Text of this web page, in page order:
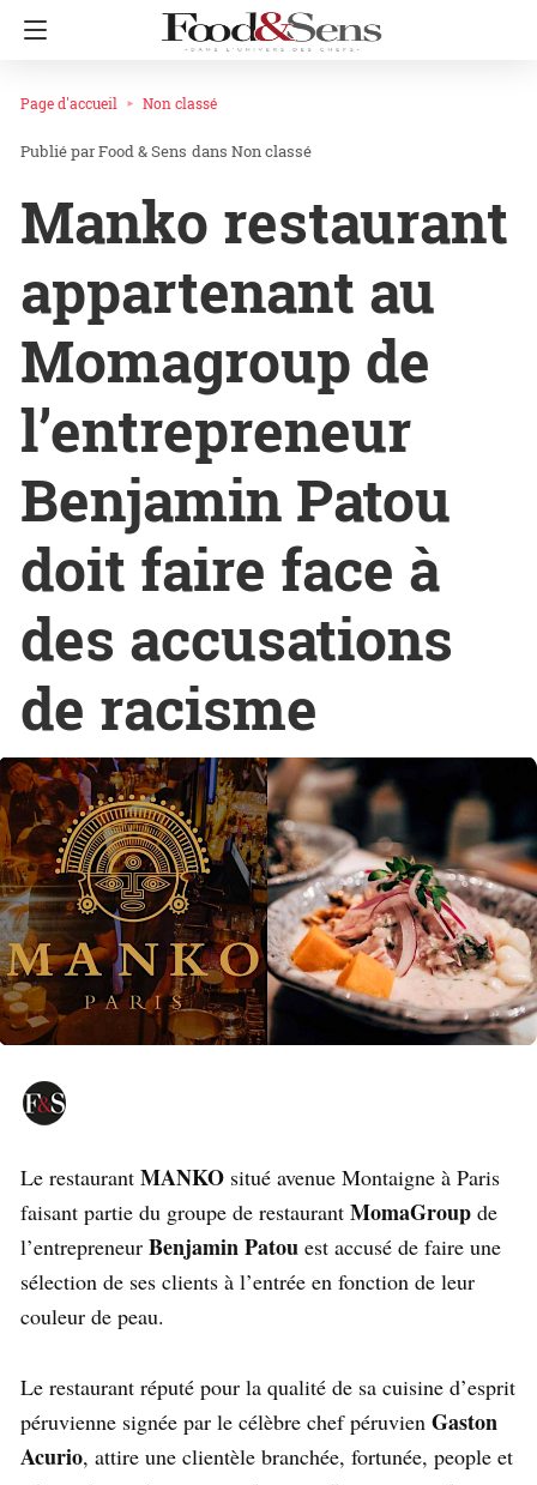
Page d'accueil Non classé
Food & Sens dans Non classé
Manko restaurant
appartenant au
Momagroup de
l’entrepreneur
Benjamin Patou
doit faire face à
des accusations
de racisme
Le restaurant MANKO situé avenue Montaigne à Paris
faisant partie du groupe de restaurant MomaGroup de
l’entrepreneur Benjamin Patou est accusé de faire une
sélection de ses clients à l’entrée en fonction de leur
couleur de peau.
Le restaurant réputé pour la qualité de sa cuisine d’esprit
péruvienne signée par le célèbre chef péruvien Gaston
Acurio, attire une clientèle branchée, fortunée, people et